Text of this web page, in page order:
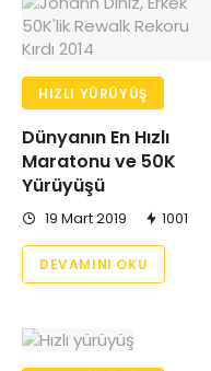
HIZLI YÜRÜYÜŞ
Dünyanın En Hızlı
Maratonu ve 50K
Yürüyüşü
19 Mart 2019 1001
DEVAMINI OKU